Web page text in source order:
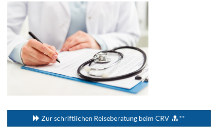
Zur schriftlichen Reiseberatung beim CRV **